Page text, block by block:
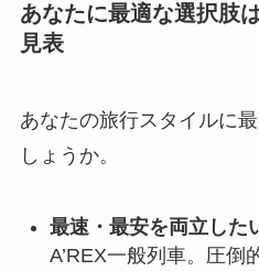
あなたに最適な選択肢
見表
あなたの旅行スタイルに
しょうか。
最速・最安を両立した
A’REX一般列車。圧倒